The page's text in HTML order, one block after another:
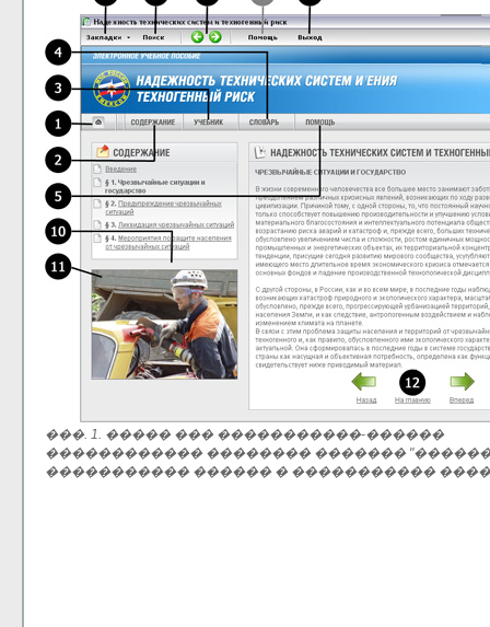
���. 1. ����� ��� �����������-������
������������ �������� �������
����������� ������ � �����������